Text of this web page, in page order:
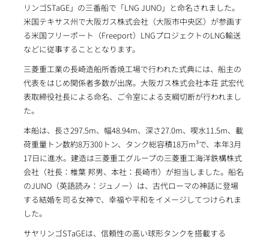
リンゴSTaGE」の三番船で「LNG JUNO」と命名されました。
米国テキサス州で大阪ガス株式会社（大阪市中央区）が参画す
る米国フリーポート（Freeport）LNGプロジェクトのLNG輸送
などに従事することとなります。
三菱重工業の長崎造船所香焼工場で行われた式典には、船主の
代表をはじめ関係者多数が出席。大阪ガス株式会社本荘 武宏代
表取締役社長による命名、ご令室による支綱切断が行われまし
た。
本船は、長さ297.5m、幅48.94m、深さ27.0m、喫水11.5m、載
荷重量トン数約8万300トン、タンク総容積18万m³で、本年3月
17日に進水。建造は三菱重工グループの三菱重工海洋鉄構株式
会社（社長：椎葉 邦男、本社：長崎市）が担当しました。船名
のJUNO（英語読み：ジュノー）は、古代ローマの神話に登場
する結婚を司る女神で、幸福や平和をイメージしてつけられま
した。
サヤリンゴSTaGEは、信頼性の高い球形タンクを搭載する